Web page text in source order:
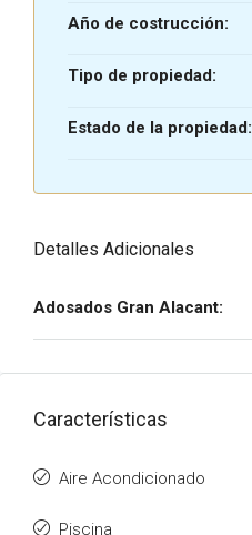
Año de costrucción:
Tipo de propiedad:
Estado de la propiedad:
Detalles Adicionales
Adosados Gran Alacant:
Características
Aire Acondicionado
Piscina